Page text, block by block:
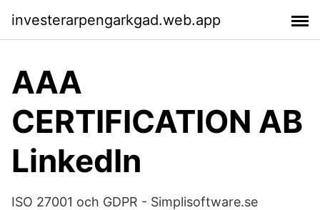
investerarpengarkgad.web.app
AAA
CERTIFICATION AB
LinkedIn
ISO 27001 och GDPR - Simplisoftware.se